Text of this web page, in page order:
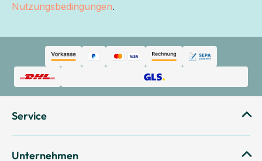
Nutzungsbedingungen.
Service
Unternehmen